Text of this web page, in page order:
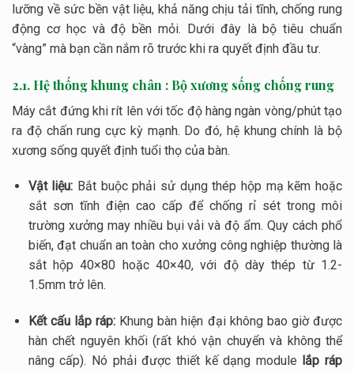
lưỡng về sức bền vật liệu, khả năng chịu tải tĩnh, chống rung
động cơ học và độ bền mỏi. Dưới đây là bộ tiêu chuẩn
“vàng” mà bạn cần nắm rõ trước khi ra quyết định đầu tư.
2.1. Hệ thống khung chân : Bộ xương sống chống rung
Máy cắt đứng khi rít lên với tốc độ hàng ngàn vòng/phút tạo
ra độ chấn rung cực kỳ mạnh. Do đó, hệ khung chính là bộ
xương sống quyết định tuổi thọ của bàn.
Vật liệu: Bắt buộc phải sử dụng thép hộp mạ kẽm hoặc
sắt sơn tĩnh điện cao cấp để chống rỉ sét trong môi
trường xưởng may nhiều bụi vải và độ ẩm. Quy cách phổ
biến, đạt chuẩn an toàn cho xưởng công nghiệp thường là
sắt hộp40×80 hoặc40×40, với độ dày thép từ 1.2-
1.5mm trở lên.
Kết cấu lắp ráp: Khung bàn hiện đại không bao giờ được
hàn chết nguyên khối (rất khó vận chuyển và không thể
nâng cấp). Nó phải được thiết kế dạng module
lắp ráp